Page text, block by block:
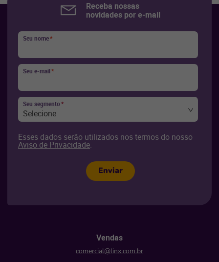
Receba nossas
novidades por e-mail
Seu nome*
Seu e-mail*
Seu segmento*
Selecione
Esses dados serão utilizados nos termos do nosso
Aviso de Privacidade.
Enviar
Vendas
comercial@linx.com.br